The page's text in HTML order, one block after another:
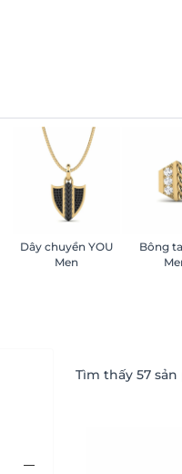
Dây chuyền YOU
Men
Bông
Tìm thấy 57 sản